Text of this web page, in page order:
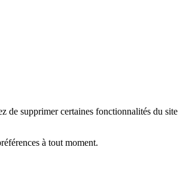
de supprimer certaines fonctionnalités du site
à tout moment.